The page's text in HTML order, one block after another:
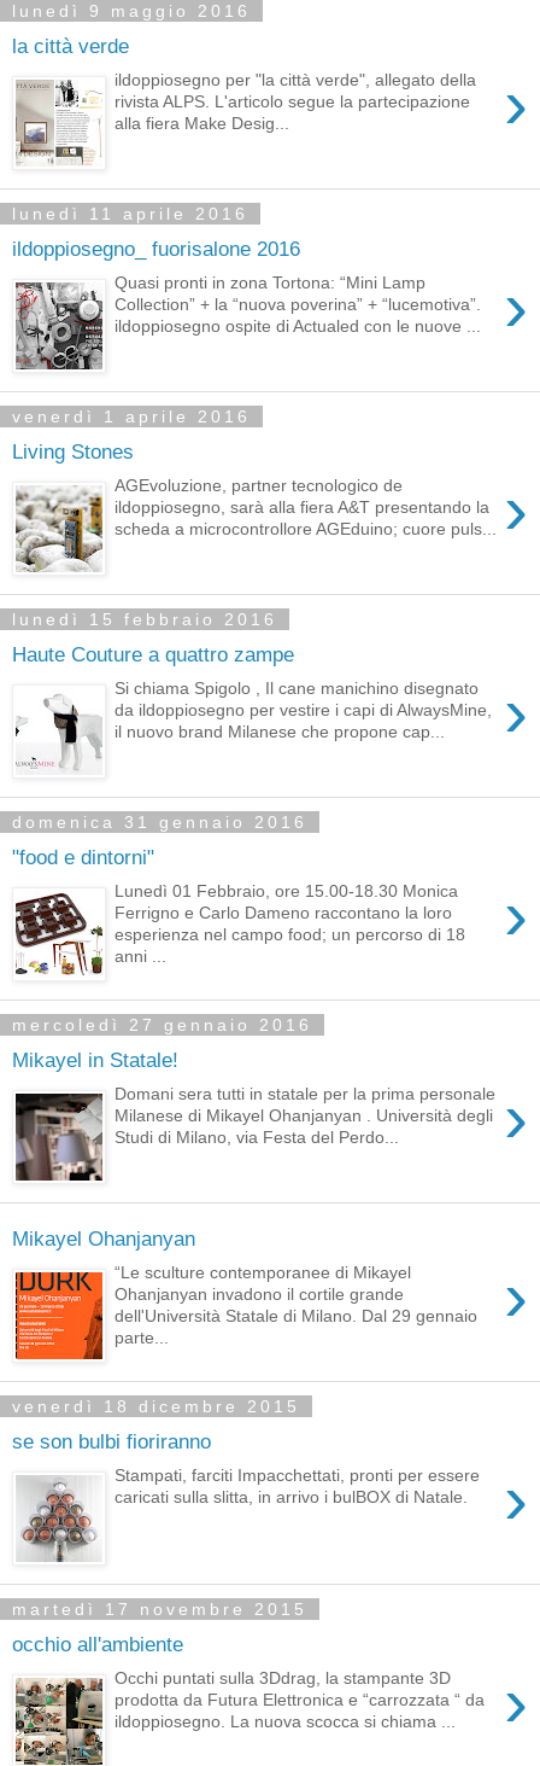
lunedì 9 maggio 2016
la città verde
›
ildoppiosegno per "la città verde", allegato della
rivista ALPS. L'articolo segue la partecipazione
alla fiera Make Desig...
lunedì 11 aprile 2016
ildoppiosegno_ fuorisalone 2016
›
Quasi pronti in zona Tortona: “Mini Lamp
Collection” + la “nuova poverina” + “lucemotiva”.
ildoppiosegno ospite di Actualed con le nuove ...
venerdì 1 aprile 2016
Living Stones
›
AGEvoluzione, partner tecnologico de
ildoppiosegno, sarà alla fiera A&T presentando la
scheda a microcontrollore AGEduino; cuore puls...
lunedì 15 febbraio 2016
Haute Couture a quattro zampe
›
Si chiama Spigolo , Il cane manichino disegnato
da ildoppiosegno per vestire i capi di AlwaysMine,
il nuovo brand Milanese che propone cap...
domenica 31 gennaio 2016
"food e dintorni"
›
Lunedì 01 Febbraio, ore 15.00-18.30 Monica
Ferrigno e Carlo Dameno raccontano la loro
esperienza nel campo food; un percorso di 18
anni ...
mercoledì 27 gennaio 2016
Mikayel in Statale!
›
Domani sera tutti in statale per la prima personale
Milanese di Mikayel Ohanjanyan . Università degli
Studi di Milano, via Festa del Perdo...
Mikayel Ohanjanyan
›
“Le sculture contemporanee di Mikayel
Ohanjanyan invadono il cortile grande
dell'Università Statale di Milano. Dal 29 gennaio
parte...
venerdì 18 dicembre 2015
se son bulbi fioriranno
›
Stampati, farciti Impacchettati, pronti per essere
caricati sulla slitta, in arrivo i bulBOX di Natale.
martedì 17 novembre 2015
occhio all'ambiente
›
Occhi puntati sulla 3Ddrag, la stampante 3D
prodotta da Futura Elettronica e “carrozzata “ da
ildoppiosegno. La nuova scocca si chiama ...